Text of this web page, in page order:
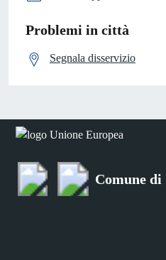
Problemi in città
Segnala disservizio
Comune